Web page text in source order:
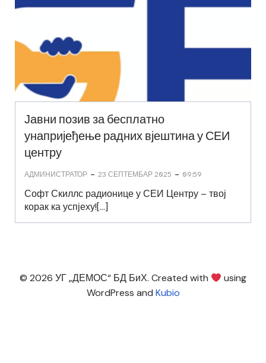
Јавни позив за бесплатно
унапријеђење радних вјештина у СЕИ
центру
АДМИНИСТРАТОР - 23 СЕПТЕМБАР 2025 - 09:59
Софт Скиллс радионице у СЕИ Центру – твој
корак ка успјеху![…]
© 2026 УГ „ДЕМОС“ БД БиХ. Created with
using
WordPress and Kubio